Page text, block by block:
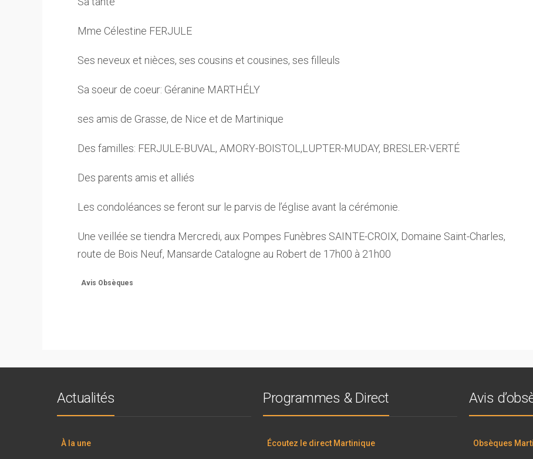
Mme Célestine FERJULE
Ses neveux et nièces, ses cousins et cousines, ses filleuls
Sa soeur de coeur: Géranine MARTHÉLY
ses amis de Grasse, de Nice et de Martinique
Des familles: FERJULE-BUVAL, AMORY-BOISTOL,LUPTER-MUDAY, BRESLER-VERTÉ
Des parents amis et alliés
Les condoléances se feront sur le parvis de l’église avant la cérémonie.
Une veillée se tiendra Mercredi, aux Pompes Funèbres SAINTE-CROIX, Domaine Saint-Charles,
route de Bois Neuf, Mansarde Catalogne au Robert de 17h00 à 21h00
Avis Obsèques
Actualités
À la une
Programmes & Direct
Écoutez le direct Martinique
Avis
Obsèques